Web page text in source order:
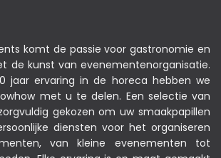
komt de passie voor gastronomie en
de kunst van evenementenorganisatie.
jaar ervaring in de horeca hebben we
met u te delen. Een selectie van
gekozen om uw smaakpapillen
diensten voor het organiseren
van kleine evenementen tot